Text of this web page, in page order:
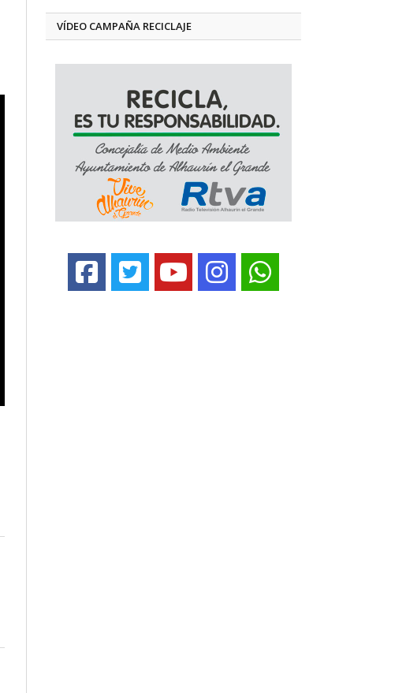
VÍDEO CAMPAÑA RECICLAJE